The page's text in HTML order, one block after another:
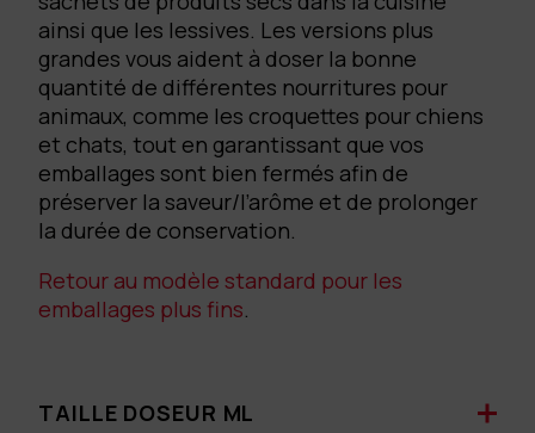
ainsi que les lessives. Les versions plus
grandes vous aident à doser la bonne
quantité de différentes nourritures pour
animaux, comme les croquettes pour chiens
et chats, tout en garantissant que vos
emballages sont bien fermés afin de
préserver la saveur/l’arôme et de prolonger
la durée de conservation.
Retour au modèle standard pour les
emballages plus fins.
TAILLE DOSEUR ML